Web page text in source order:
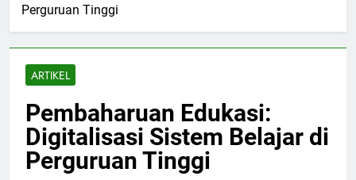
Perguruan Tinggi
ARTIKEL
Pembaharuan Edukasi:
Digitalisasi Sistem Belajar di
Perguruan Tinggi